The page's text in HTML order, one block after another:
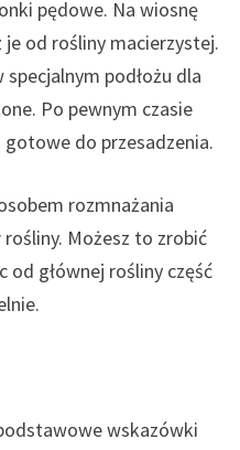
pędowe. Na wiosnę
je od rośliny macierzystej.
podłożu dla
Po pewnym czasie
do przesadzenia.
rozmnażania
rośliny. Możesz to zrobić
od głównej rośliny część
wskazówki